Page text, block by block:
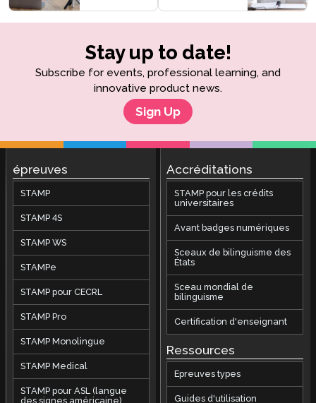
Stay up to date!
Subscribe for events, professional learning, and
innovative product news.
Sign Up
épreuves
STAMP
STAMP 4S
STAMP WS
STAMPe
STAMP pour CECRL
STAMP Pro
STAMP Monolingue
STAMP Medical
STAMP pour ASL (langue
des signes américaine)
Accréditations
STAMP pour les crédits
universitaires
Avant badges numériques
Sceaux de bilinguisme des
États
Sceau mondial de
bilinguisme
Certification d'enseignant
Ressources
Epreuves types
Guides d'utilisation